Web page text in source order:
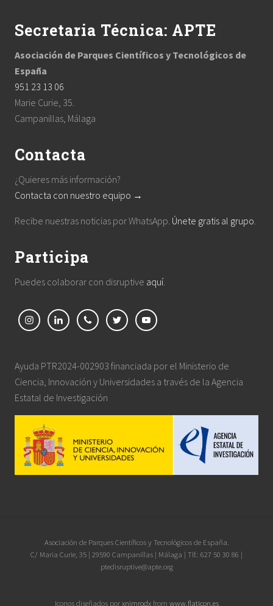
Secretaria Técnica: APTE
Asociación de Parques Científicos y Tecnológicos de
España
951 23 13 06
Marie Curie, 35.
Campanillas, Málaga
Contacta
¿Quieres más información?
Contacta con nuestro equipo →
Recibe nuestras noticias por WhatsApp. Únete gratis al grupo.
Participa
Puedes colaborar con disruptive aquí.
Ayuda PTR2024-002903 financiada por el Ministerio de
Ciencia, Innovación y Universidades a través de la Agencia
Estatal de Investigación
Footer
Asociación de Parques Científicos y Tecnológicos de España.
C/ Maria Curie, 35 | 29590 Campanillas | Málaga | Tlf.: 627 50 30 86 |
ptedisruptive@apte.org
Iconos diseñados porxnimrodxfrom www.flaticon.es